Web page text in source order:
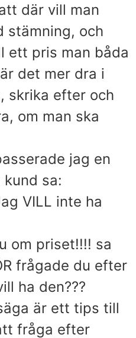
där vill man
stämning, och
ett pris man båda
det mer dra i
skrika efter och
om man ska
jag en
sa:
VILL inte ha
om priset!!!! sa
frågade du efter
ha den???
är ett tips till
fråga efter